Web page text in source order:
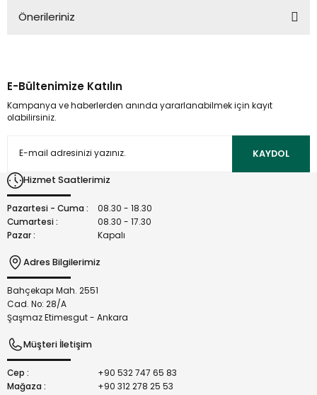
Önerileriniz
kullanarak tarafımıza iletebilirsiniz.
Görüş ve önerileriniz için teşekkür ederiz.
Ürün açıklamasında eksik bilgiler bulunuyor.
Bu ürüne benzer farklı alternatifler olmalı.
E-Bültenimize Katılın
Kampanya ve haberlerden anında yararlanabilmek için kayıt
olabilirsiniz.
KAYDOL
Hizmet Saatlerimiz
Pazartesi - Cuma :
08.30 - 18.30
Cumartesi :
08.30 - 17.30
Pazar :
Kapalı
Adres Bilgilerimiz
Bahçekapı Mah. 2551
Cad. No: 28/A
Şaşmaz Etimesgut - Ankara
Müşteri İletişim
Cep :
+90 532 747 65 83
Mağaza :
+90 312 278 25 53